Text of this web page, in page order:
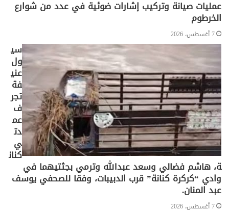
عمليات صيانة وتركيب إشارات ضوئية في عدد من شوارع
الخرطوم
7 أغسطس، 2026
سي
ول
عني
فة
تجر
ف
عم
دت
ي
كنان
ة، هاشم فضالي وسعد عبدالله وترمي بجثتيهما في
وادي “كركرة كنانة” قرب الدبيبات، وفقا للصحفي يوسف
عبد المنان.
7 أغسطس، 2026